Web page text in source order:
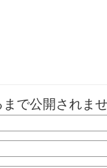
で公開されま